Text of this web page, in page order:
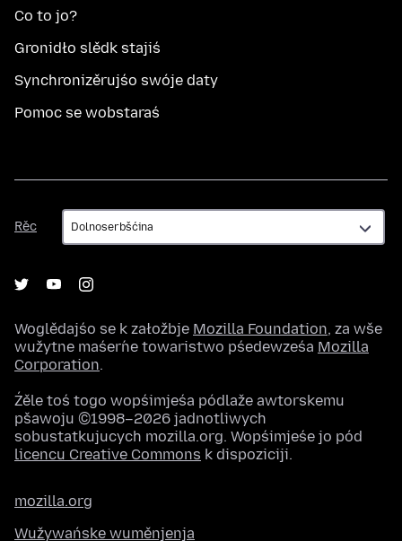
Co to jo?
Gronidło slědk stajiś
Synchronizěrujśo swóje daty
Pomoc se wobstaraś
Rěc
Rěc
Woglědajśo se k załožbje Mozilla Foundation, za wše
wužytne maśeŕne towaristwo pśedewześa Mozilla
Corporation.
Źěle toś togo wopśimjeśa pódlaže awtorskemu
pšawoju ©1998–2026 jadnotliwych
sobustatkujucych mozilla.org. Wopśimjeśe jo pód
licencu Creative Commons k dispoziciji.
mozilla.org
Wužywańske wuměnjenja